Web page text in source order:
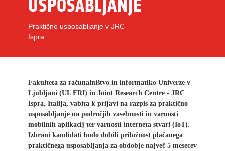
USPOSABLJANJE
Praktično usposabljanje v JRC
Ispra
Fakulteta za računalništvo in informatiko Univerze v
Ljubljani (UL FRI) in Joint Research Centre - JRC
Ispra, Italija, vabita k prijavi na razpis za praktično
usposabljanje na področjih zasebnosti in varnosti
mobilnih aplikacij ter varnosti interneta stvari (IoT).
Izbrani kandidati bodo dobili priložnost plačanega
praktičnega usposabljanja za obdobje največ 5 mesecev